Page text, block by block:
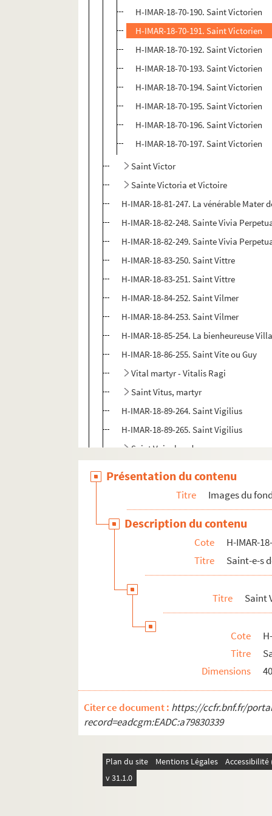
H-IMAR-18-70-190. Saint Victorien
H-IMAR-18-70-191. Saint Victorien
H-IMAR-18-70-192. Saint Victorien
H-IMAR-18-70-193. Saint Victorien
H-IMAR-18-70-194. Saint Victorien
H-IMAR-18-70-195. Saint Victorien
H-IMAR-18-70-196. Saint Victorien
H-IMAR-18-70-197. Saint Victorien
Saint Victor
Sainte Victoria et Victoire
H-IMAR-18-81-247. La vénérable Mater
H-IMAR-18-82-248. Sainte Vivia
H-IMAR-18-82-249. Sainte Vivia
H-IMAR-18-83-250. Saint Vittre
H-IMAR-18-83-251. Saint Vittre
H-IMAR-18-84-252. Saint Vilmer
H-IMAR-18-84-253. Saint Vilmer
H-IMAR-18-85-254. La bienheureuse
H-IMAR-18-86-255. Saint Vite ou Guy
Vital martyr - Vitalis Ragi
Saint Vitus, martyr
H-IMAR-18-89-264. Saint Vigilius
H-IMAR-18-89-265. Saint Vigilius
Saint Vuineband
Sainte Virginie
Saint Wenceslas, martyr
H-IMAR-18-99-298. Saint Wernier
Saint Willibrord, apôtre de la
H-IMAR-18-105-315. Saint Wiro
H-IMAR-18-106-316. Saint Winoc,
H-IMAR-18-107-317. Saint Winefride
H-IMAR-18-108-319. Saint Willibald
H-IMAR-18-108-320. Saint Willibald
Présentation du contenu
Titre Images du
Description du contenu
Cote
H-IMAR-
Titre
Saint-e-s
Titre Saint
Cote
Titre
Dimensions
Citer ce document : https://ccfr.bnf.fr/
record=eadcgm:EADC:a79830339
Plan du site Mentions Légales
v 31.1.0